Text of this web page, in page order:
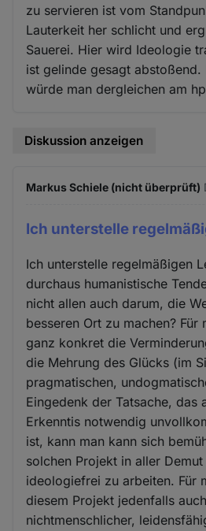
zu servieren ist vom
Lauterkeit her schlicht und
Sauerei. Hier wird Ideologie
ist gelinde gesagt abstoßend.
würde man dergleichen am
Diskussion anzeigen
Markus Schiele (nicht überprüft)
Ich unterstelle
Ich unterstelle regelmäßigen
durchaus humanistische
nicht allen auch darum, die
besseren Ort zu machen? Für
ganz konkret die
die Mehrung des Glücks (im
pragmatischen,
Eingedenk der Tatsache, das
Erkenntis notwendig
ist, kann man kann sich
solchen Projekt in aller
ideologiefrei zu arbeiten. Für
diesem Projekt jedenfalls
nichtmenschlicher,